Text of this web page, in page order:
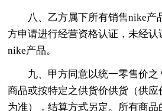
八、乙方属下所有销售nike产
方申请进行经营资格认证，未经
nike产品。
九、甲方同意以统一零售价之
商品或按特定之供货价供货（供
为准），结算方式另定。所有商品